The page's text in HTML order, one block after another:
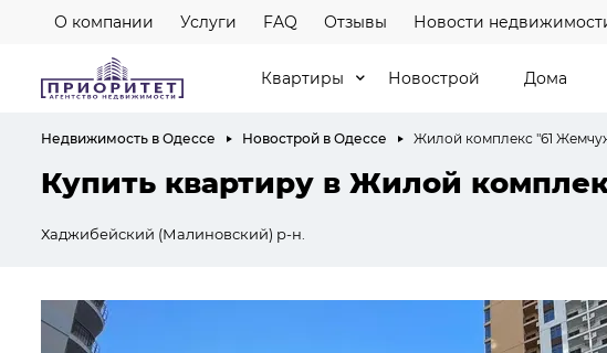
О компании Услуги FAQ Отзывы Новости
Квартиры Новострой Дома
Недвижимость в Одессе Новострой в Одессе Жилой комплекс "61
Купить квартиру в Жилой
Хаджибейский (Малиновский) р-н.